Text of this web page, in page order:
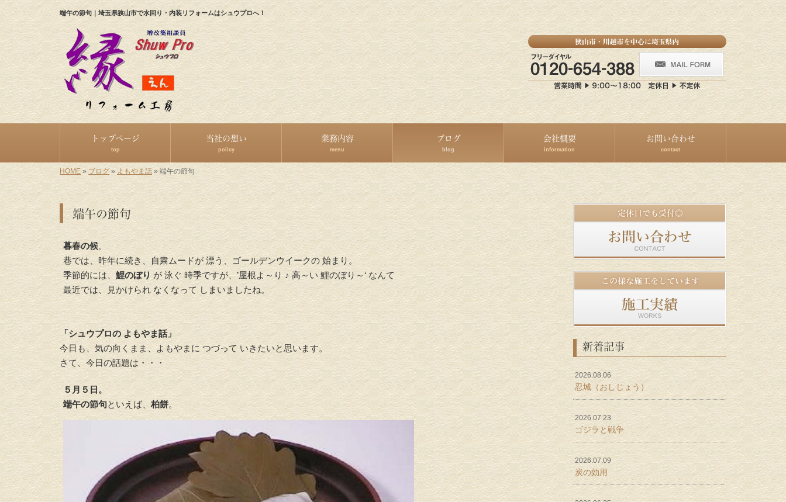
端午の節句｜埼玉県狭山市で水回り・内装リフォームはシュウプロへ！
トップページ
top
当社の想い
policy
業務内容
menu
ブログ
blog
会社概要
information
お問い合わせ
contact
HOME» ブログ » よもやま話 » 端午の節句
端午の節句
暮春の候。
巷では、昨年に続き、自粛ムードが 漂う、ゴールデンウイークの 始まり。
季節的には、 鯉のぼり が 泳ぐ 時季ですが、’屋根よ～り ♪ 高～い 鯉のぼり～‘ なんて
最近では、見かけられ なくなって しまいましたね。
「シュウプロの よもやま話」
今日も、気の向くまま、よもやまに つづって いきたいと思います。
さて、今日の話題は・・・
５月５日。
端午の節句といえば、柏餅。
新着記事
2026.08.06
忍城（おしじょう）
2026.07.23
ゴジラと戦争
2026.07.09
炭の効用